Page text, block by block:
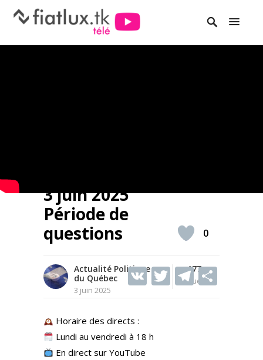
3 juin 2025
Période de
questions
Actualité Politique
du Québec
3 juin 2025
177
Vues
V T T
0
Horaire des directs :
Lundi au vendredi à 18 h
En direct sur YouTube